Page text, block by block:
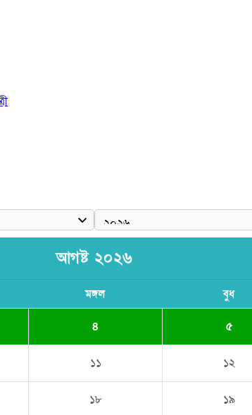
আগষ্ট ২০২৬
মঙ্গল বুধ
৪ ৫
১১ ১২
১৮ ১৯